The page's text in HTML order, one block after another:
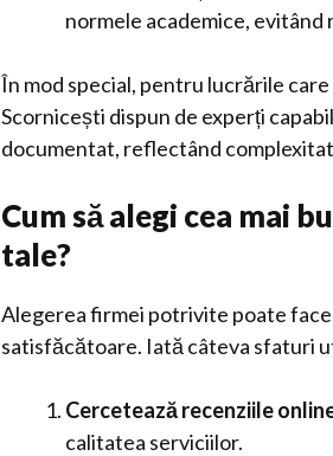
normele academice, evitând
În mod special, pentru lucrările
Scornicești dispun de experți
documentat, reflectând
Cum să alegi cea mai
tale?
Alegerea firmei potrivite poate
satisfăcătoare. Iată câteva sfaturi
Cercetează recenziile
calitatea serviciilor.